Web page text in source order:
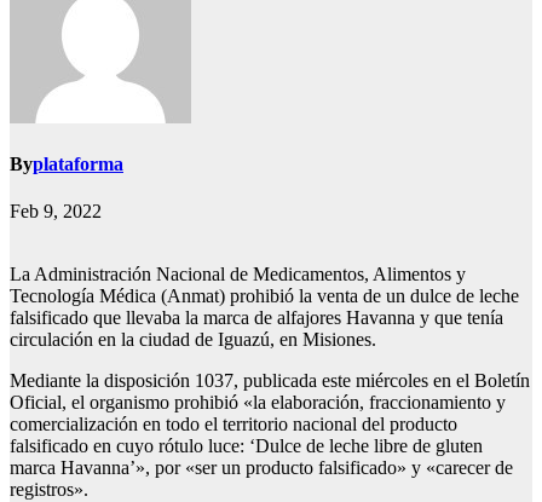
Byplataforma
Feb 9, 2022
La Administración Nacional de Medicamentos, Alimentos y
Tecnología Médica (Anmat) prohibió la venta de un dulce de leche
falsificado que llevaba la marca de alfajores Havanna y que tenía
circulación en la ciudad de Iguazú, en Misiones.
Mediante la disposición 1037, publicada este miércoles en el Boletín
Oficial, el organismo prohibió «la elaboración, fraccionamiento y
comercialización en todo el territorio nacional del producto
falsificado en cuyo rótulo luce: ‘Dulce de leche libre de gluten
marca Havanna’», por «ser un producto falsificado» y «carecer de
registros».